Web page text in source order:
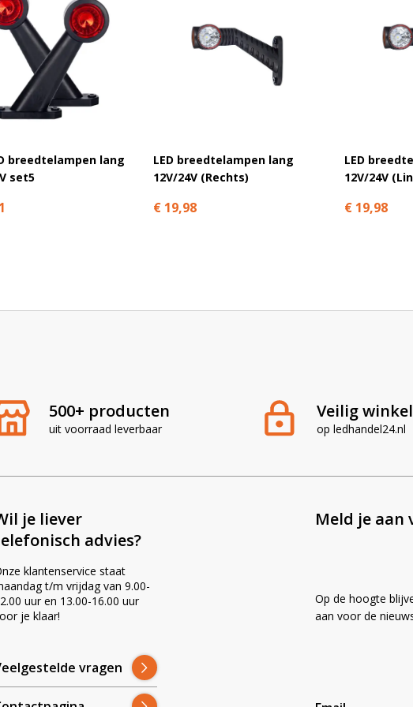
breedtelampen lang
set5
LED breedtelampen lang
12V/24V (Rechts)
€ 19,98
LED
12V/24V
€ 19,98
500+ producten
uit voorraad leverbaar
Veilig
op ledhandel24.nl
je liever
advies?
klantenservice staat
t/m vrijdag van 9.00-
uur en 13.00-16.00 uur
je klaar!
vragen
Meld je aan
Op de hoogte
aan voor de